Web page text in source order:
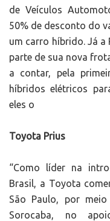
de Veículos
50% de desconto do
um carro híbrido. Já a
parte de sua nova
a contar, pela
híbridos elétricos
eles o
Toyota Prius
“Como líder na
Brasil, a Toyota
São Paulo, por
Sorocaba, no